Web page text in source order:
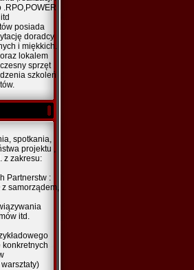
posiada
doradcy
i miękkich.
lokalem
sprzęt
szkoleń
spotkania,
projektu ,
z zakresu:
Partnerstw :
z samorządem,
itd.
warsztaty)